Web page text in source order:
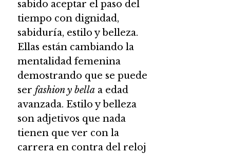
sabido aceptar el paso del
tiempo con dignidad,
sabiduría, estilo y belleza.
Ellas están cambiando la
mentalidad femenina
demostrando que se puede
ser fashion y bellaa edad
avanzada. Estilo y belleza
son adjetivos que nada
tienen que ver con la
carrera en contra del reloj